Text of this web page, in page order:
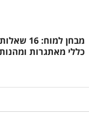
מבחן למוח: 16
כללי מאתגרות